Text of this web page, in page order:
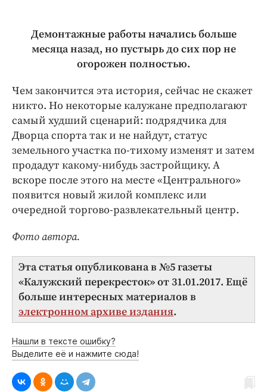
Демонтажные работы начались больше
месяца назад, но пустырь до сих пор не
огорожен полностью.
Чем закончится эта история, сейчас не скажет
никто. Но некоторые калужане предполагают
самый худший сценарий: подрядчика для
Дворца спорта так и не найдут, статус
земельного участка по-тихому изменят и затем
продадут какому-нибудь застройщику. А
вскоре после этого на месте «Центрального»
появится новый жилой комплекс или
очередной торгово-развлекательный центр.
Фото автора.
Эта статья опубликована в №5 газеты
«Калужский перекресток» от 31.01.2017. Ещё
больше интересных материалов в
электронном архиве издания.
Нашли в тексте ошибку?
Выделите её и нажмите сюда!